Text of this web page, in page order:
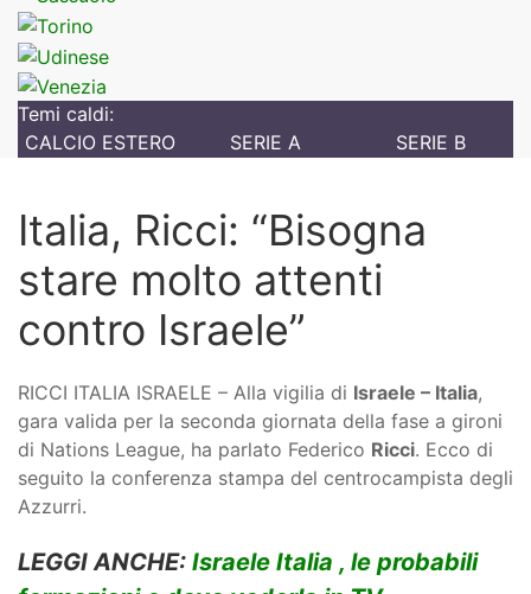
Temi caldi:
CALCIO ESTERO
SERIE A SERIE B
Italia, Ricci: “Bisogna
stare molto attenti
contro Israele”
RICCI ITALIA ISRAELE – Alla vigilia di Israele – Italia,
gara valida per la seconda giornata della fase a gironi
di Nations League, ha parlato Federico Ricci. Ecco di
seguito la conferenza stampa del centrocampista degli
Azzurri.
LEGGI ANCHE: Israele Italia , le probabili